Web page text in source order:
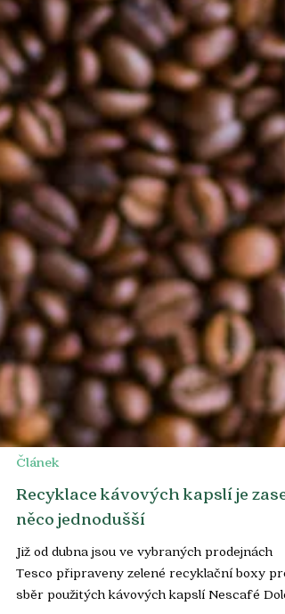
Článek
Recyklace kávových kapslí je zase
něco jednodušší
Již od dubna jsou ve vybraných prodejnách
Tesco připraveny zelené recyklační boxy pro